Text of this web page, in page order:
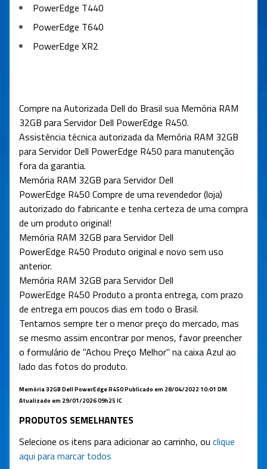
PowerEdge T440
PowerEdge T640
PowerEdge XR2
Compre na Autorizada Dell do Brasil sua Memória RAM
32GB para Servidor Dell PowerEdge R450.
Assistência técnica autorizada da Memória RAM 32GB
para Servidor Dell PowerEdge R450 para manutenção
fora da garantia.
Memória RAM 32GB para Servidor Dell
PowerEdge R450 Compre de uma revendedor (loja)
autorizado do fabricante e tenha certeza de uma compra
de um produto original!
Memória RAM 32GB para Servidor Dell
PowerEdge R450 Produto original e novo sem uso
anterior.
Memória RAM 32GB para Servidor Dell
PowerEdge R450 Produto a pronta entrega, com prazo
de entrega em poucos dias em todo o Brasil.
Tentamos sempre ter o menor preço do mercado, mas
se mesmo assim encontrar por menos, favor preencher
o formulário de "Achou Preço Melhor" na caixa Azul ao
lado das fotos do produto.
Memória 32GB Dell PowerEdge R450 Publicado em 28/04/2022 10:01 DM
Atualizado em 29/01/2026 09h25 IC
PRODUTOS SEMELHANTES
Selecione os itens para adicionar ao carrinho, ou clique
aqui para marcar todos